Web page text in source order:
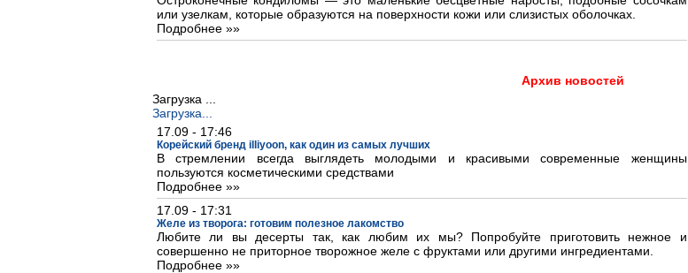
или узелкам, которые образуются на поверхности кожи или слизистых оболочках.
Подробнее »»
Архив новостей
Загрузка ...
Загрузка...
17.09 - 17:46
Корейский бренд illiyoon, как один из самых лучших
В стремлении всегда выглядеть молодыми и красивыми современные женщины
пользуются косметическими средствами
Подробнее »»
17.09 - 17:31
Желе из творога: готовим полезное лакомство
Любите ли вы десерты так, как любим их мы? Попробуйте приготовить нежное и
совершенно не приторное творожное желе с фруктами или другими ингредиентами.
Подробнее »»